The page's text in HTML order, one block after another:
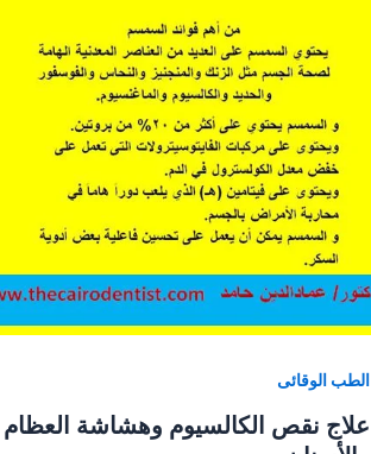
الطب الوقائى
علاج نقص الكالسيوم وهشاشة العظام